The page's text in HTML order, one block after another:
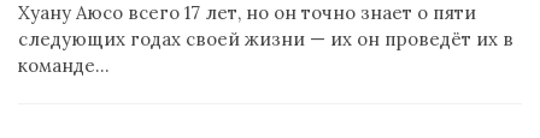
Хуану Аюсо всего 17 лет, но он точно знает о пяти
следующих годах своей жизни — их он проведёт их в
команде…